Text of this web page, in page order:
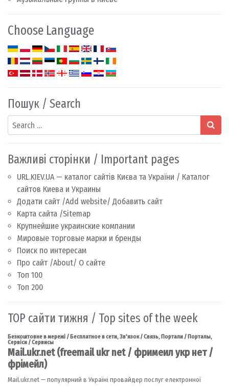
Choose Language
Пошук / Search
Search
Важливі сторінки / Important pages
URL.KIEV.UA — каталог сайтів Києва та України / Каталог
сайтов Киева и Украины
Додати сайт /Add website/ Добавить сайт
Карта сайта /Sitemap
Крупнейшие украинские компании
Мировые торговые марки и бренды
Поиск по интересам
Про сайт /About/ О сайте
Топ 100
Топ 200
TOP сайти тижня / Top sites of the week